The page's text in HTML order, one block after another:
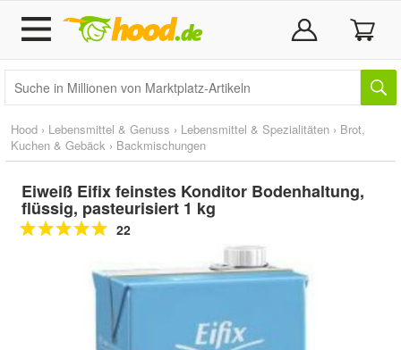
Hood › Lebensmittel & Genuss › Lebensmittel & Spezialitäten › Brot,
Kuchen & Gebäck › Backmischungen
Eiweiß Eifix feinstes Konditor Bodenhaltung,
flüssig, pasteurisiert 1 kg
22